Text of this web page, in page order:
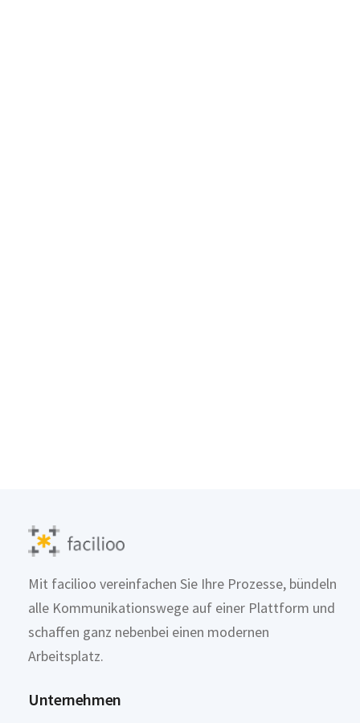
Mit facilioo vereinfachen Sie Ihre Prozesse, bündeln
alle Kommunikationswege auf einer Plattform und
schaffen ganz nebenbei einen modernen
Arbeitsplatz.
Unternehmen